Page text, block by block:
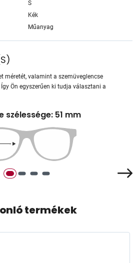
S
Kék
Műanyag
S)
méretét, valamint a szemüveglencse
Ön egyszerűen ki tudja választani a
szélessége: 51 mm
termékek